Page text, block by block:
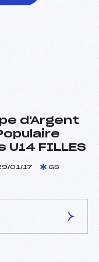
d'Argent
U14 FILLES
01/17 GS